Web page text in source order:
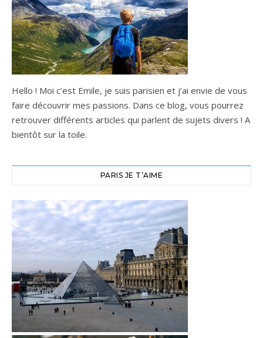
Hello ! Moi c’est Emile, je suis parisien et j’ai envie de vous
faire découvrir mes passions. Dans ce blog, vous pourrez
retrouver différents articles qui parlent de sujets divers ! A
bientôt sur la toile.
PARIS JE T’AIME